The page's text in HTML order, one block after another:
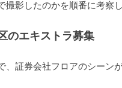
撮影したのかを順番に考察
のエキストラ募集
、証券会社フロアのシーン